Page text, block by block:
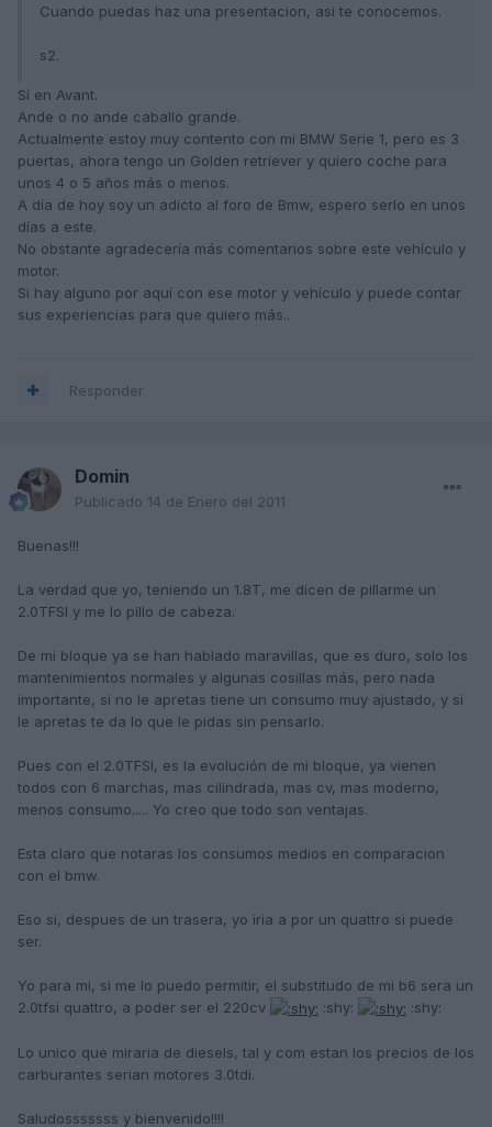
Cuando puedas haz una presentacion, asi te conocemos.
s2.
Sí en Avant.
Ande o no ande caballo grande.
Actualmente estoy muy contento con mi BMW Serie 1, pero es 3
puertas, ahora tengo un Golden retriever y quiero coche para
unos 4 o 5 años más o menos.
A día de hoy soy un adicto al foro de Bmw, espero serlo en unos
días a este.
No obstante agradecería más comentarios sobre este vehículo y
motor.
Si hay alguno por aquí con ese motor y vehículo y puede contar
sus experiencias para que quiero más..
Responder
Domin
Publicado 14 de Enero del 2011
Buenas!!!
La verdad que yo, teniendo un 1.8T, me dicen de pillarme un
2.0TFSI y me lo pillo de cabeza.
De mi bloque ya se han hablado maravillas, que es duro, solo los
mantenimientos normales y algunas cosillas más, pero nada
importante, si no le apretas tiene un consumo muy ajustado, y si
le apretas te da lo que le pidas sin pensarlo.
Pues con el 2.0TFSI, es la evolución de mi bloque, ya vienen
todos con 6 marchas, mas cilindrada, mas cv, mas moderno,
menos consumo..... Yo creo que todo son ventajas.
Esta claro que notaras los consumos medios en comparacion
con el bmw.
Eso si, despues de un trasera, yo iria a por un quattro si puede
ser.
Yo para mi, si me lo puedo permitir, el substitudo de mi b6 sera un
2.0tfsi quattro, a poder ser el 220cv
:shy: :shy:
Lo unico que miraria de diesels, tal y com estan los precios de los
carburantes serian motores 3.0tdi.
Saludosssssss y bienvenido!!!!